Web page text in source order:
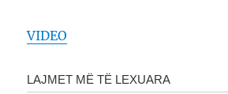
VIDEO